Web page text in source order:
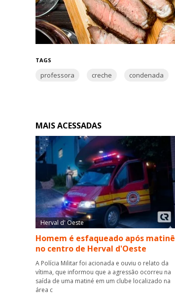
TAGS
professora creche condenada
MAIS ACESSADAS
Herval d' Oeste
Homem é esfaqueado após matinê
no centro de Herval d'Oeste
A Polícia Militar foi acionada e ouviu o relato da
vítima, que informou que a agressão ocorreu na
saída de uma matiné em um clube localizado na
área c